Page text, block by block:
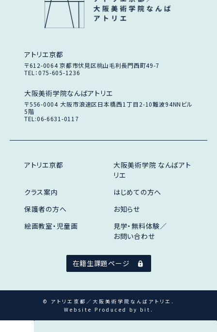
アトリエ京都
〒612-0064京都市伏見区桃山毛利長門西町49-7
TEL：075-605-1236
大阪美術学院なんばアトリエ
〒556-0004 大阪市浪速区日本橋西1丁目2-10難波94NNビル
5階
TEL:06-6631-0117
アトリエ京都
大阪美術学院 なんばアト
リエ
クラス案内
はじめての方へ
保護者の方へ
お知らせ
絵画教室・児童画
見学・無料体験／
お問い合わせ
在籍生課題ページ
© アトリエ京都／大阪美術学院なんばアトリエ.
Website Produced by bit.